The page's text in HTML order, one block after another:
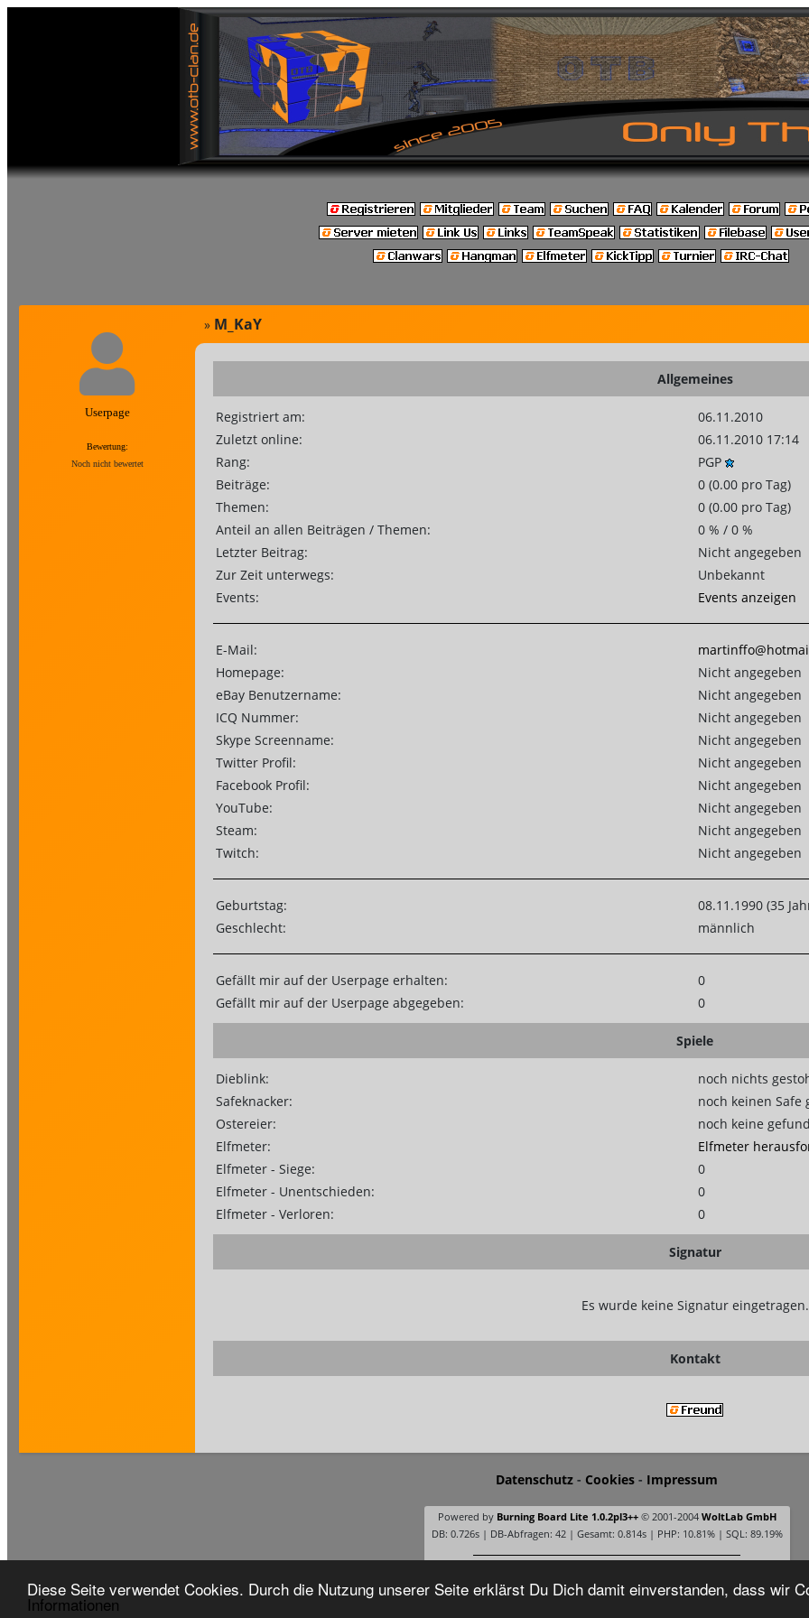
Diese Seite verwendet Cookies. Durch die Nutzung unserer Seite erklärst Du Dich damit einverstanden, dass wir
Informationen
Userpage
Bewertung:
Noch nicht bewertet
» M_KaY
Allgemeines
Registriert am:
06.11.2010
Zuletzt online:
06.11.2010 17:14
Rang:
PGP
Beiträge:
0 (0.00 pro Tag)
Themen:
0 (0.00 pro Tag)
Anteil an allen Beiträgen / Themen:
0 % / 0 %
Letzter Beitrag:
Nicht angegeben
Zur Zeit unterwegs:
Unbekannt
Events:
Events anzeigen
E-Mail:
Homepage:
Nicht angegeben
eBay Benutzername:
Nicht angegeben
ICQ Nummer:
Nicht angegeben
Skype Screenname:
Nicht angegeben
Twitter Profil:
Nicht angegeben
Facebook Profil:
Nicht angegeben
YouTube:
Nicht angegeben
Steam:
Nicht angegeben
Twitch:
Nicht angegeben
Geburtstag:
08.11.1990 (35
Geschlecht:
männlich
Gefällt mir auf der Userpage erhalten:
0
Gefällt mir auf der Userpage abgegeben:
0
Spiele
Dieblink:
noch nichts
Safeknacker:
noch keinen Safe
Ostereier:
noch keine
Elfmeter:
Elfmeter
Elfmeter - Siege:
0
Elfmeter - Unentschieden:
0
Elfmeter - Verloren:
0
Signatur
Es wurde keine Signatur eingetragen.
Kontakt
Datenschutz - Cookies - Impressum
Powered by Burning Board Lite 1.0.2pl3++© 2001-2004 WoltLab GmbH
DB: 0.726s | DB-Abfragen: 42 | Gesamt: 0.814s | PHP: 10.81% | SQL: 89.19%
Besucher gesamt: 3720202 «» Besucher heute: 3104 «» Besucher gestern: 1344